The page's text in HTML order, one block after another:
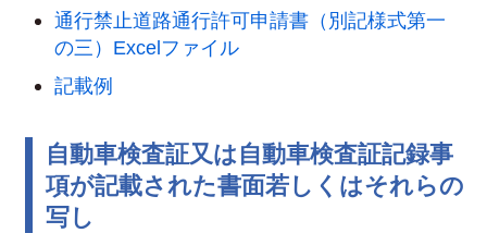
通行禁止道路通行許可申請書（別記様式第一
の三）Excelファイル
記載例
自動車検査証又は自動車検査証記録事
項が記載された書面若しくはそれらの
写し